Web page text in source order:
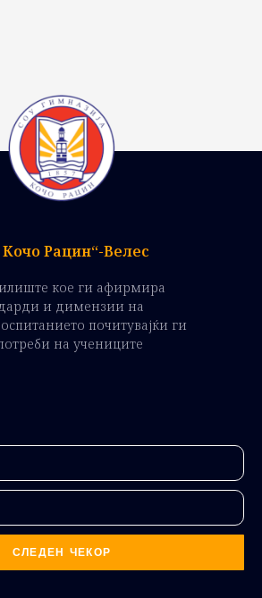
Рацин“-Велес
кое ги афирмира
и димензии на
почитувајќи ги
на учениците
СЛЕДЕН ЧЕКОР